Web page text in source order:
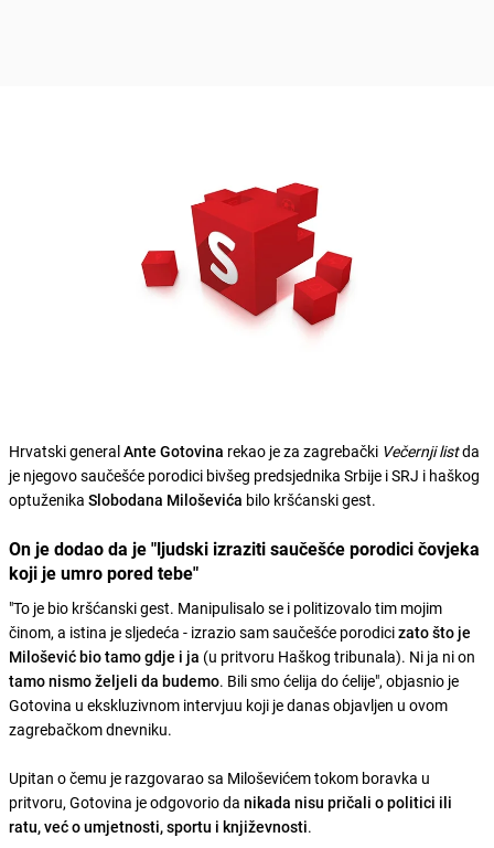
Hrvatski generalAnte Gotovina rekao je za zagrebački Večernji listda
je njegovo saučešće porodici bivšeg predsjednika Srbije i SRJ i haškog
optuženika Slobodana Miloševića bilo kršćanski gest.
On je dodao da je "ljudski izraziti saučešće porodici čovjeka
koji je umro pored tebe"
"To je bio kršćanski gest. Manipulisalo se i politizovalo tim mojim
činom, a istina je sljedeća - izrazio sam saučešće porodicizato što je
Milošević bio tamo gdje i ja (u pritvoru Haškog tribunala). Ni ja ni on
tamonismo željeli da budemo. Bili smo ćelija do ćelije", objasnio je
Gotovina u ekskluzivnom intervjuu koji je danas objavljen u ovom
zagrebačkom dnevniku.
Upitan o čemu je razgovarao sa Miloševićem tokom boravka u
pritvoru, Gotovina je odgovorio da nikada nisu pričali o politici ili
ratu, već o umjetnosti, sportu i književnosti.